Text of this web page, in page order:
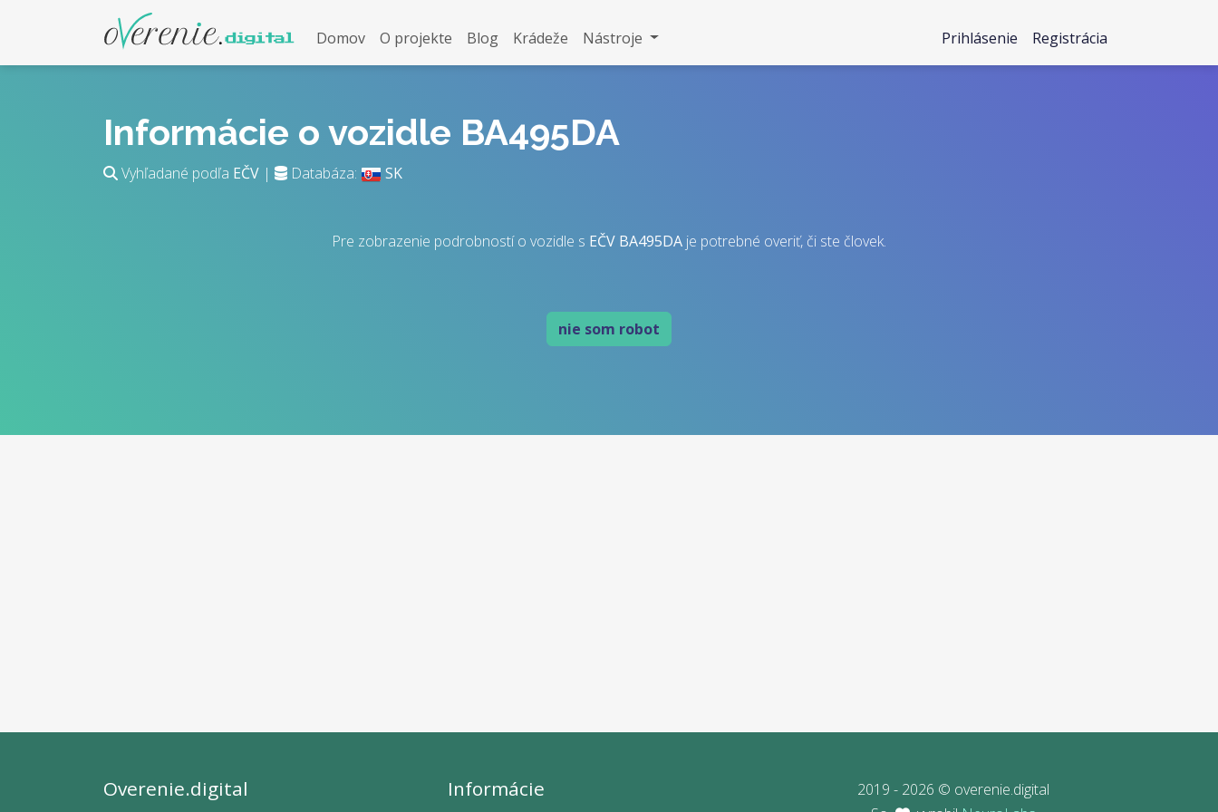
Domov O projekte Blog Krádeže Nástroje Prihlásenie Registrácia
Informácie o vozidle BA495DA
Vyhľadané podľa EČV | Databáza: SK
Pre zobrazenie podrobností o vozidle s EČV BA495DA je potrebné overiť, či ste človek.
nie som robot
Overenie.digital Informácie
2019 - 2026 © overenie.digital